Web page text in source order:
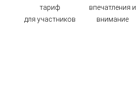
тариф
для участников
впечатления и
внимание